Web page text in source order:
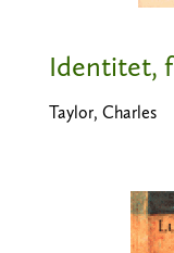
Identitet,
Taylor, Charles